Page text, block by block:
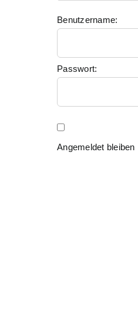
Benutzername:
Passwort:
Angemeldet bleiben